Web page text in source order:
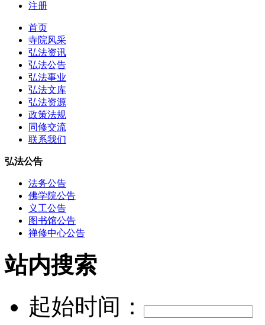
注册
首页
寺院风采
弘法资讯
弘法公告
弘法事业
弘法文库
弘法资源
政策法规
同修交流
联系我们
弘法公告
法务公告
佛学院公告
义工公告
图书馆公告
禅修中心公告
站内搜索
起始时间：